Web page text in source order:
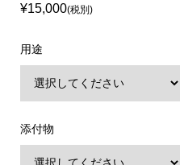
¥15,000(税別)
用途
添付物